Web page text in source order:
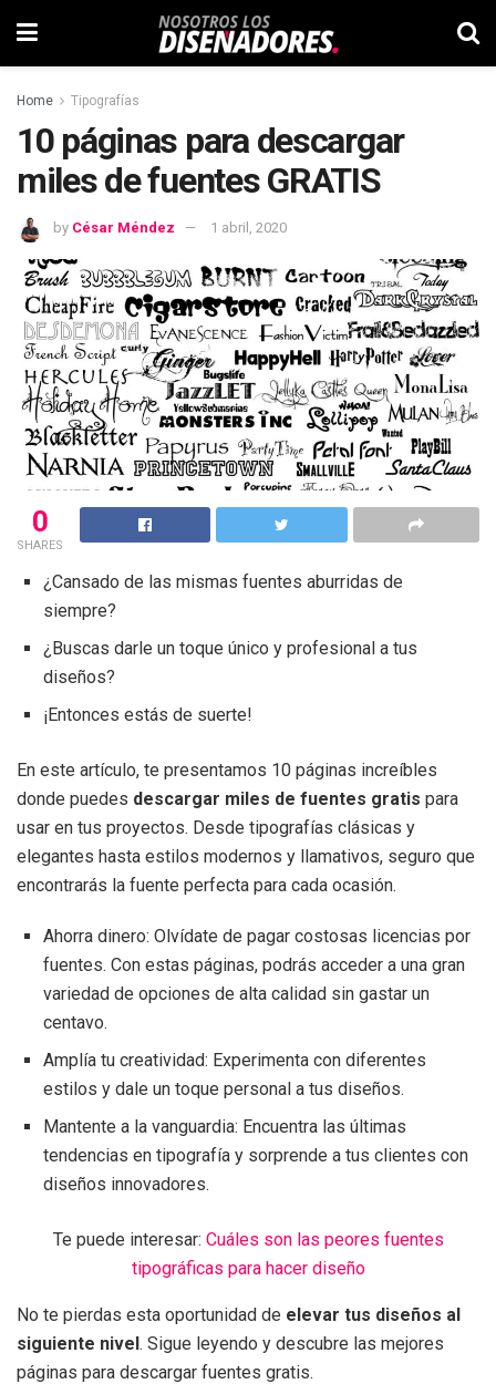
Home Tipografías
10 páginas para descargar
miles de fuentes GRATIS
by César Méndez 1 abril, 2020
0
SHARES
¿Cansado de las mismas fuentes aburridas de
siempre?
¿Buscas darle un toque único y profesional a tus
diseños?
¡Entonces estás de suerte!
En este artículo, te presentamos 10 páginas increíbles
donde puedes descargar miles de fuentes gratis para
usar en tus proyectos. Desde tipografías clásicas y
elegantes hasta estilos modernos y llamativos, seguro que
encontrarás la fuente perfecta para cada ocasión.
Ahorra dinero: Olvídate de pagar costosas licencias por
fuentes. Con estas páginas, podrás acceder a una gran
variedad de opciones de alta calidad sin gastar un
centavo.
Amplía tu creatividad: Experimenta con diferentes
estilos y dale un toque personal a tus diseños.
Mantente a la vanguardia: Encuentra las últimas
tendencias en tipografía y sorprende a tus clientes con
diseños innovadores.
Te puede interesar: Cuáles son las peores fuentes
tipográficas para hacer diseño
No te pierdas esta oportunidad de elevar tus diseños al
siguiente nivel. Sigue leyendo y descubre las mejores
páginas para descargar fuentes gratis.